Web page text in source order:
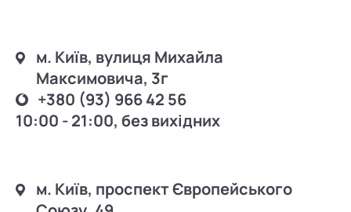
м. Київ, вулиця Михайла
Максимовича, 3г
+380 (93) 966 42 56
10:00 - 21:00, без вихідних
м. Київ, проспект Європейського